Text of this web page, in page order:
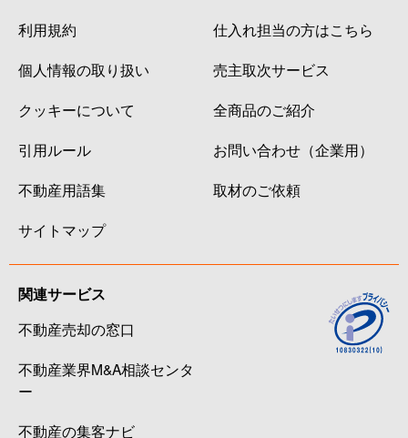
利用規約
個人情報の取り扱い
クッキーについて
引用ルール
不動産用語集
サイトマップ
仕入れ担当の方はこちら
売主取次サービス
全商品のご紹介
お問い合わせ（企業用）
取材のご依頼
関連サービス
不動産売却の窓口
不動産業界M&A相談センタ
ー
不動産の集客ナビ